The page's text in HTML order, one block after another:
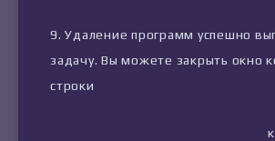
Удаление программ успешно
задачу. Вы можете закрыть окно
строки